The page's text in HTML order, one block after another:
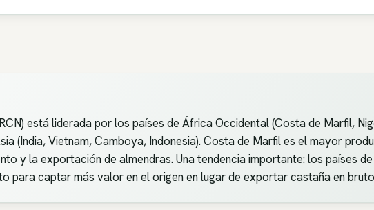
está liderada por los países de África Occidental (Costa de Marfil,
(India, Vietnam, Camboya, Indonesia). Costa de Marfil es el mayor
y la exportación de almendras. Una tendencia importante: los países
para captar más valor en el origen en lugar de exportar castaña en